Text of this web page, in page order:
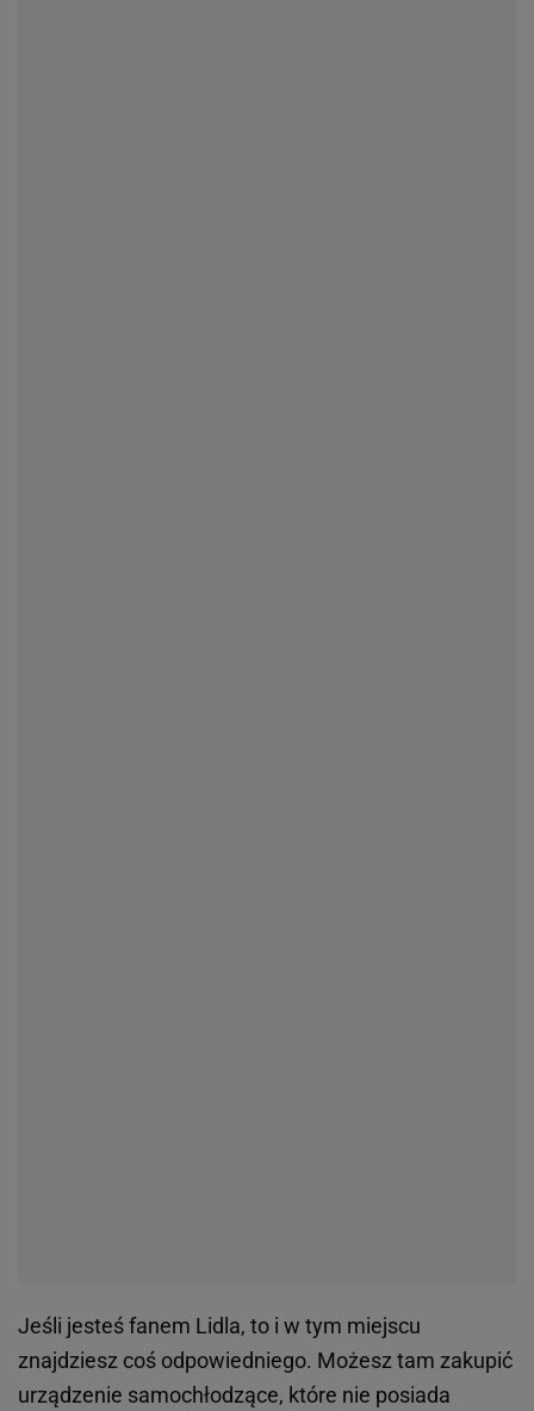
Jeśli jesteś fanem Lidla, to i w tym miejscu
znajdziesz coś odpowiedniego. Możesz tam zakupić
urządzenie samochłodzące, które nie posiada